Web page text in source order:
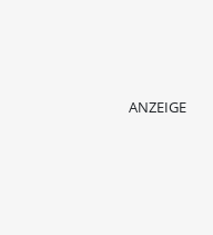
ANZEIGE